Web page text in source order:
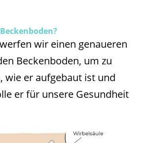
wir einen genaueren
Beckenboden, um zu
wie er aufgebaut ist und
er für unsere Gesundheit